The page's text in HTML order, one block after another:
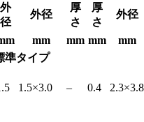
外
径
外径
厚
さ
厚
さ
外径
mm mm mm
mm
準タイプ
1.5×3.0 – 0.4 2.3×3.8